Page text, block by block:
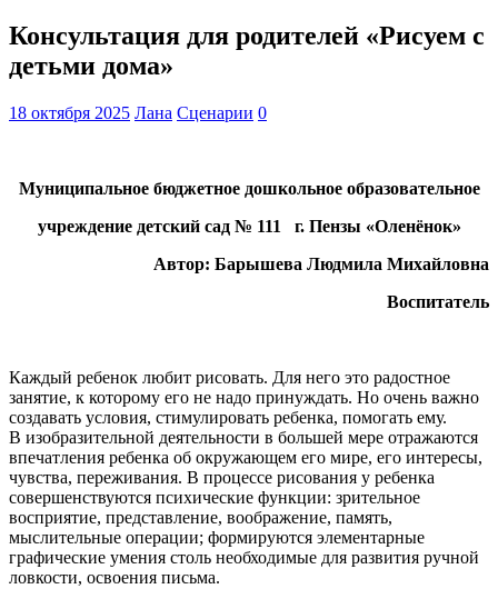
Консультация для родителей «Рисуем с
детьми дома»
18 октября 2025 Лана Сценарии 0
Муниципальное бюджетное дошкольное образовательное
учреждение детский сад № 111 г. Пензы «Оленёнок»
Автор: Барышева Людмила Михайловна
Воспитатель
Каждый ребенок любит рисовать. Для него это радостное
занятие, к которому его не надо принуждать. Но очень важно
создавать условия, стимулировать ребенка, помогать ему.
В изобразительной деятельности в большей мере отражаются
впечатления ребенка об окружающем его мире, его интересы,
чувства, переживания. В процессе рисования у ребенка
совершенствуются психические функции: зрительное
восприятие, представление, воображение, память,
мыслительные операции; формируются элементарные
графические умения столь необходимые для развития ручной
ловкости, освоения письма.